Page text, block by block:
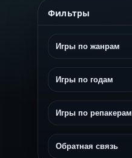
Фильтры
Игры по жанрам
Игры по годам
Игры по репакерам
Обратная связь